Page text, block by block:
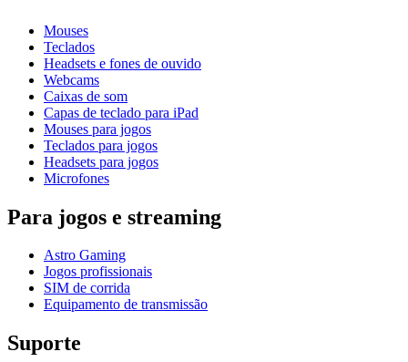
Mouses
Teclados
Headsets e fones de ouvido
Webcams
Caixas de som
Capas de teclado para iPad
Mouses para jogos
Teclados para jogos
Headsets para jogos
Microfones
Para jogos e streaming
Astro Gaming
Jogos profissionais
SIM de corrida
Equipamento de transmissão
Suporte